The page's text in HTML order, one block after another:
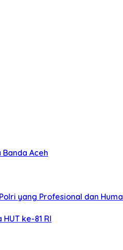
Aceh
yang Profesional dan
ke-81 RI